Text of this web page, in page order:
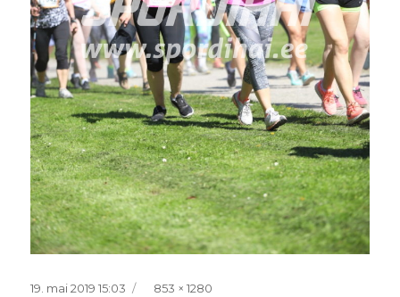
Postitatud
19. mai 2019 15:03 Täissuurus
853 × 1280